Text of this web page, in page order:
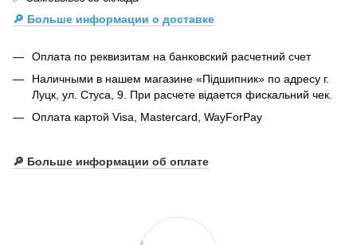
🔎 Больше информации о доставке
Оплата по реквизитам на банковский расчетний счет
Наличными в нашем магазине «Підшипник» по адресу г.
Луцк, ул. Стуса, 9. При расчете відается фискальний чек.
Оплата картой Visa, Mastercard, WayForPay
🔎 Больше информации об оплате